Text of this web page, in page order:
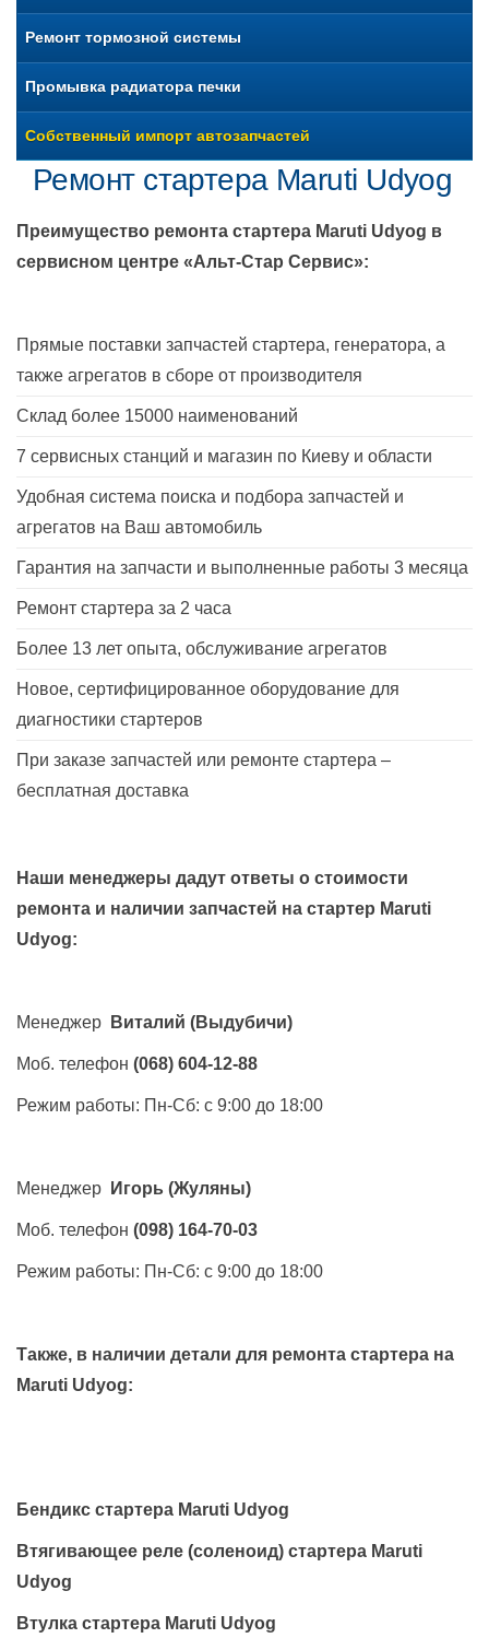
Ремонт тормозной системы
Промывка радиатора печки
Собственный импорт автозапчастей
Ремонт стартера Maruti Udyog
Преимущество ремонта стартера Maruti Udyog в
сервисном центре «Альт-Стар Сервис»:
Прямые поставки запчастей стартера, генератора, а
также агрегатов в сборе от производителя
Склад более 15000 наименований
7 сервисных станций и магазин по Киеву и области
Удобная система поиска и подбора запчастей и
агрегатов на Ваш автомобиль
Гарантия на запчасти и выполненные работы 3 месяца
Ремонт стартера за 2 часа
Более 13 лет опыта, обслуживание агрегатов
Новое, сертифицированное оборудование для
диагностики стартеров
При заказе запчастей или ремонте стартера –
бесплатная доставка
Наши менеджеры дадут ответы о стоимости
ремонта и наличии запчастей на стартер Maruti
Udyog:
Менеджер Виталий (Выдубичи)
Моб. телефон (068) 604-12-88
Режим работы: Пн-Сб: с 9:00 до 18:00
Менеджер Игорь (Жуляны)
Моб. телефон (098) 164-70-03
Режим работы: Пн-Сб: с 9:00 до 18:00
Также, в наличии детали для ремонта стартера на
Maruti Udyog:
Бендикс стартера Maruti Udyog
Втягивающее реле (соленоид) стартера Maruti
Udyog
Втулка стартера Maruti Udyog